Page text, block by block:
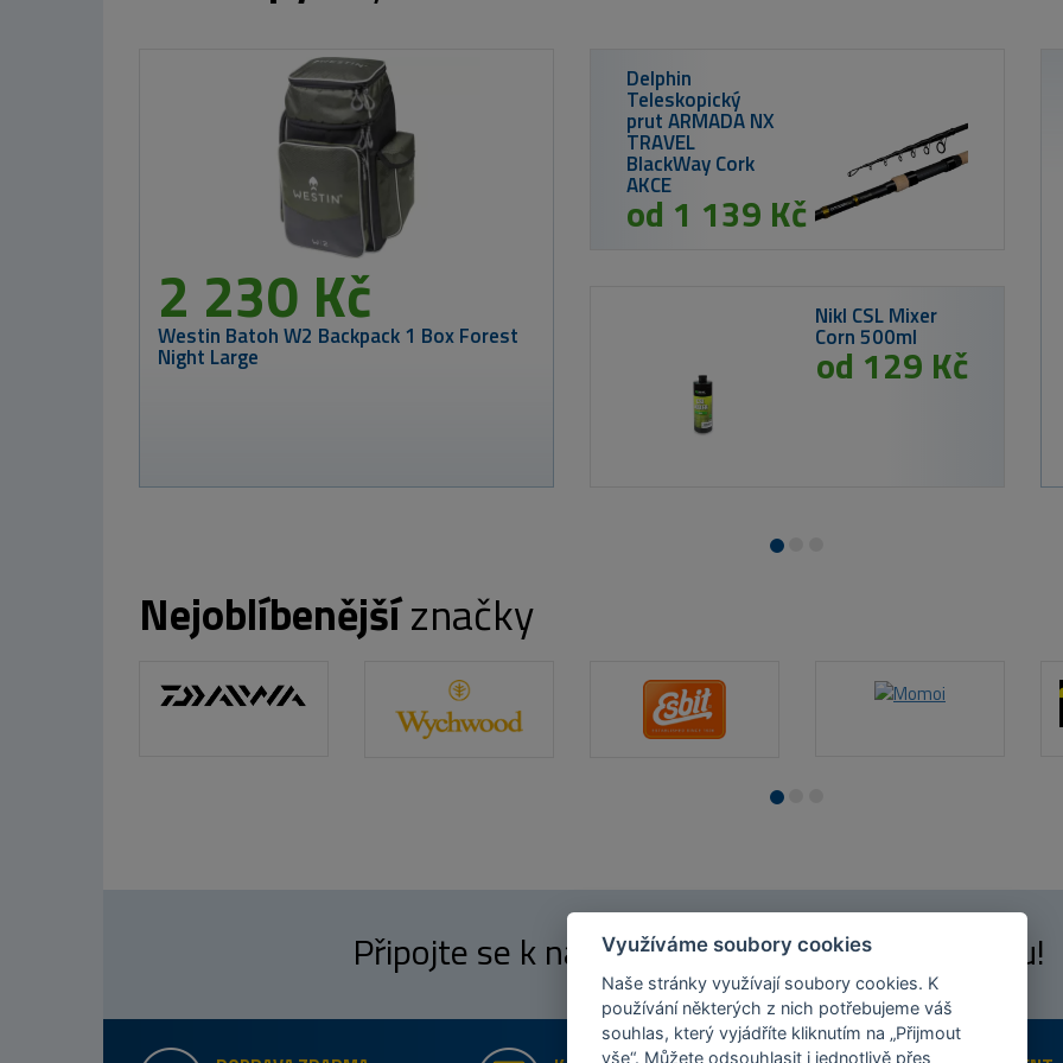
od 45 Kč
BERKLEY Gumová Nástraha Pulse Realistic
Goby Dragonet 7cm VÝPRODEJ
Westin DropBite
Spin Tail Jig
Chartreuse perch
2,6cm 8g
189 Kč
Prut Westin W3
Finesse T&C 2nd
2,13cm 5-15g
VÝPRODEJ
Nejoblíbenějšíznačky
Připojte se k našimfanouškůmna Facebooku!
Využíváme soubory cookies
Naše stránky využívají soubory cookies. K
používání některých z nich potřebujeme váš
souhlas, který vyjádříte kliknutím na „Přijmout
vše“. Můžete odsouhlasit i jednotlivě přes